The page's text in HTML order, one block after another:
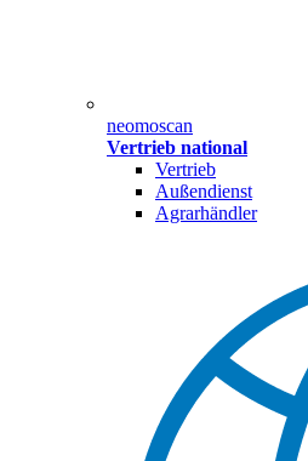
neomoscan
Vertrieb national
Vertrieb
Außendienst
Agrarhändler